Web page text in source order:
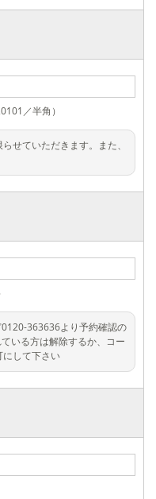
／半角）
せていただきます。また、
363636より予約確認の
いる方は解除するか、コー
して下さい